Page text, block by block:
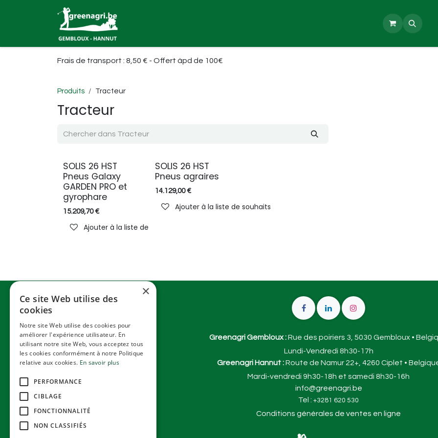
Se rendre au contenu
Demande
Frais de transport : 8,50 € - Offert àpd de 100€
Produits Tracteur
Tracteur
NEW
SOLIS 26 HST
Pneus Galaxy
GARDEN PRO et
gyrophare
15.209,70€
Ajouter à la liste de souhaits
NEW
SOLIS 26 HST
Pneus agraires
14.129,00€
Ajouter à la liste de souhaits
Greenagri Gembloux :Rue des poiriers 3, 5030 Gembloux •
Lundi-Vendredi 8h30-17h
Greenagri Hannut :Route de Namur 22+, 4260 Ciplet •
Mardi-vendredi 9h30-18h et samedi 8h30-16h
info@greenagri.be
Tel : +3281 620 530
Conditions générales de ventes en ligne
×
Ce site Web utilise des
cookies
Notre site Web utilise des cookies pour
améliorer l'expérience utilisateur. En
utilisant notre site Web, vous acceptez tous
les cookies conformément à notre Politique
relative aux cookies. En savoir plus
PERFORMANCE
CIBLAGE
FONCTIONNALITÉ
NON CLASSIFIÉS